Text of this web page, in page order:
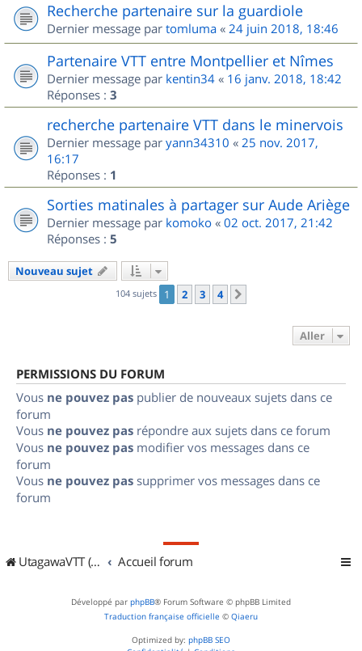
Recherche partenaire sur la guardiole
Dernier message par tomluma « 24 juin 2018, 18:46
Partenaire VTT entre Montpellier et Nîmes
Dernier message par kentin34 « 16 janv. 2018, 18:42
Réponses : 3
recherche partenaire VTT dans le minervois
Dernier message par yann34310 « 25 nov. 2017,
16:17
Réponses : 1
Sorties matinales à partager sur Aude Ariège
Dernier message par komoko « 02 oct. 2017, 21:42
Réponses : 5
Nouveau sujet
104 sujets 1 2 3 4
Aller
PERMISSIONS DU FORUM
Vous ne pouvez pas publier de nouveaux sujets dans ce
forum
Vous ne pouvez pas répondre aux sujets dans ce forum
Vous ne pouvez pas modifier vos messages dans ce
forum
Vous ne pouvez pas supprimer vos messages dans ce
forum
UtagawaVTT (Randos VTT et VTTAE avec traces GPS) Accueil forum
Développé par phpBB® Forum Software © phpBB Limited
Traduction française officielle © Qiaeru
Optimized by: phpBB SEO